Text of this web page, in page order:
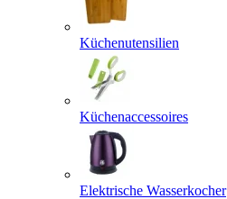
Küchenutensilien
Küchenaccessoires
Elektrische Wasserkocher